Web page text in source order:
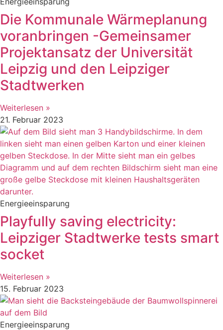
Die Kommunale Wärmeplanung
voranbringen -Gemeinsamer
Projektansatz der Universität
Leipzig und den Leipziger
Stadtwerken
Weiterlesen »
21. Februar 2023
Energieeinsparung
Playfully saving electricity:
Leipziger Stadtwerke tests smart
socket
Weiterlesen »
15. Februar 2023
Energieeinsparung